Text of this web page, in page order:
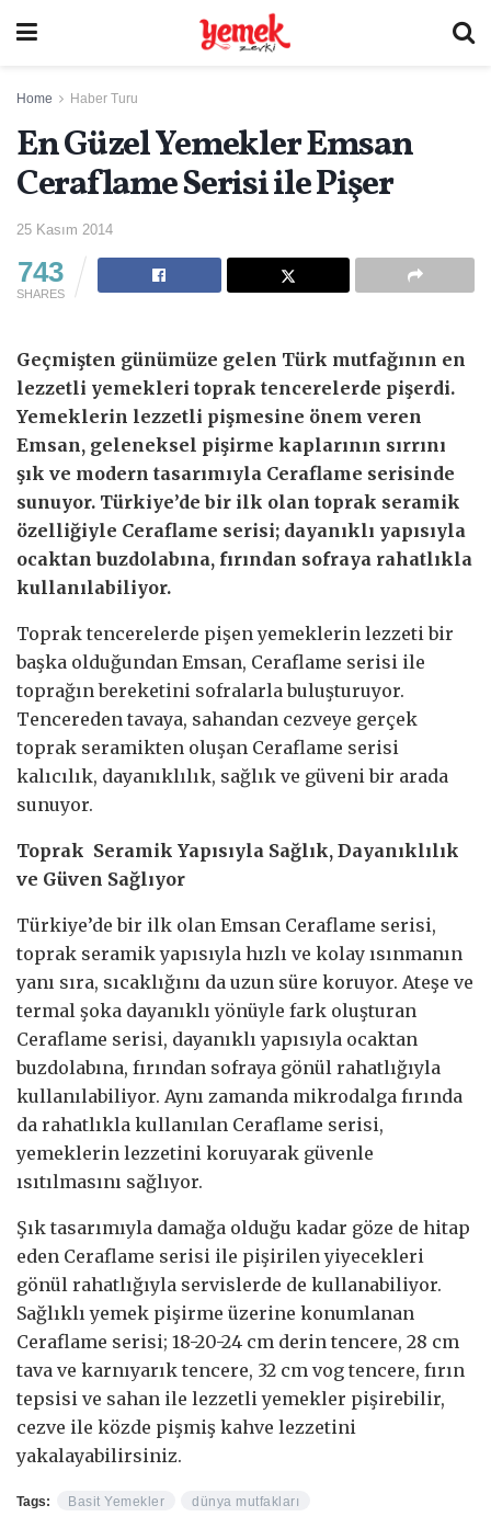
Home Haber Turu
En Güzel Yemekler Emsan
Ceraflame Serisi ile Pişer
25 Kasım 2014
743
SHARES
Geçmişten günümüze gelen Türk mutfağının en
lezzetli yemekleri toprak tencerelerde pişerdi.
Yemeklerin lezzetli pişmesine önem veren
Emsan, geleneksel pişirme kaplarının sırrını
şık ve modern tasarımıyla Ceraflame serisinde
sunuyor. Türkiye’de bir ilk olan toprak seramik
özelliğiyle Ceraflame serisi; dayanıklı yapısıyla
ocaktan buzdolabına, fırından sofraya rahatlıkla
kullanılabiliyor.
Toprak tencerelerde pişen yemeklerin lezzeti bir
başka olduğundan Emsan, Ceraflame serisi ile
toprağın bereketini sofralarla buluşturuyor.
Tencereden tavaya, sahandan cezveye gerçek
toprak seramikten oluşan Ceraflame serisi
kalıcılık, dayanıklılık, sağlık ve güveni bir arada
sunuyor.
Toprak Seramik Yapısıyla Sağlık, Dayanıklılık
ve Güven Sağlıyor
Türkiye’de bir ilk olan Emsan Ceraflame serisi,
toprak seramik yapısıyla hızlı ve kolay ısınmanın
yanı sıra, sıcaklığını da uzun süre koruyor. Ateşe ve
termal şoka dayanıklı yönüyle fark oluşturan
Ceraflame serisi, dayanıklı yapısıyla ocaktan
buzdolabına, fırından sofraya gönül rahatlığıyla
kullanılabiliyor. Aynı zamanda mikrodalga fırında
da rahatlıkla kullanılan Ceraflame serisi,
yemeklerin lezzetini koruyarak güvenle
ısıtılmasını sağlıyor.
Şık tasarımıyla damağa olduğu kadar göze de hitap
eden Ceraflame serisi ile pişirilen yiyecekleri
gönül rahatlığıyla servislerde de kullanabiliyor.
Sağlıklı yemek pişirme üzerine konumlanan
Ceraflame serisi; 18-20-24 cm derin tencere, 28 cm
tava ve karnıyarık tencere, 32 cm vog tencere, fırın
tepsisi ve sahan ile lezzetli yemekler pişirebilir,
cezve ile közde pişmiş kahve lezzetini
yakalayabilirsiniz.
Tags: Basit Yemekler dünya mutfakları